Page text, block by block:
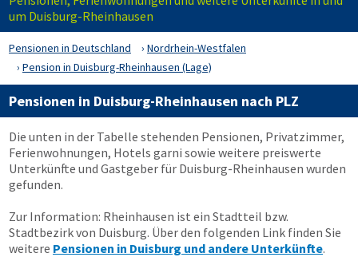
um Duisburg-Rheinhausen
Pensionen in Deutschland
Nordrhein-Westfalen
Pension in Duisburg-Rheinhausen (Lage)
Pensionen in Duisburg-Rheinhausen nach PLZ
Die unten in der Tabelle stehenden Pensionen, Privatzimmer,
Ferienwohnungen, Hotels garni sowie weitere preiswerte
Unterkünfte und Gastgeber für Duisburg-Rheinhausen wurden
gefunden.
Zur Information: Rheinhausen ist ein Stadtteil bzw.
Stadtbezirk von Duisburg. Über den folgenden Link finden Sie
weitere Pensionen in Duisburg und andere Unterkünfte.